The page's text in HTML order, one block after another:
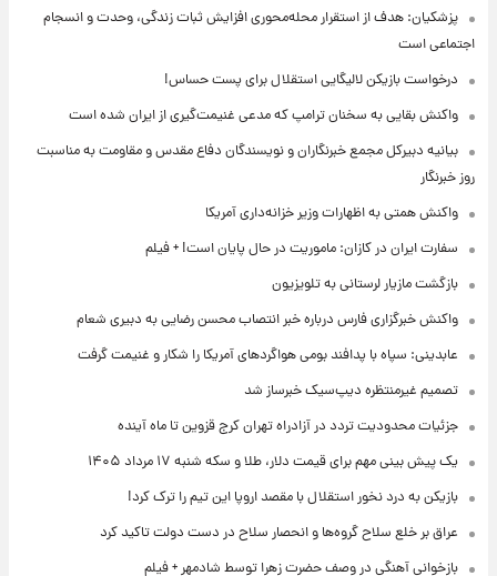
پزشکیان: هدف از استقرار محله‌محوری افزایش ثبات زندگی، وحدت و انسجام
اجتماعی است
درخواست بازیکن لالیگایی استقلال برای پست حساس!
واکنش بقایی به سخنان ترامپ که مدعی غنیمت‌گیری از ایران شده است
بیانیه دبیرکل مجمع خبرنگاران و نویسندگان دفاع مقدس و مقاومت به مناسبت
روز خبرنگار
واکنش همتی به اظهارات وزیر خزانه‌داری آمریکا
سفارت ایران در کازان: ماموریت در حال پایان است! + فیلم
بازگشت مازیار لرستانی به تلویزیون
واکنش خبرگزاری فارس درباره خبر انتصاب محسن رضایی به دبیری شعام
عابدینی: سپاه با پدافند بومی هواگردهای آمریکا را شکار و غنیمت گرفت
تصمیم غیرمنتظره دیپ‌سیک خبرساز شد
جزئیات محدودیت تردد در آزادراه تهران کرج قزوین تا ماه آینده
یک پیش ‌بینی مهم برای قیمت دلار، طلا و سکه شنبه ۱۷ مرداد ۱۴۰۵
بازیکن به درد نخور استقلال با مقصد اروپا این تیم را ترک کرد!
عراق بر خلع سلاح گروه‌ها و انحصار سلاح در دست دولت تاکید کرد
بازخوانی آهنگی در وصف حضرت زهرا توسط شادمهر + فیلم